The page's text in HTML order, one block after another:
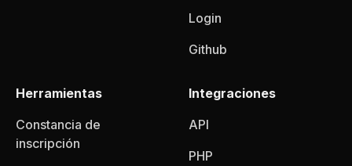
Login
Github
Herramientas
Constancia de
inscripción
Integraciones
API
PHP